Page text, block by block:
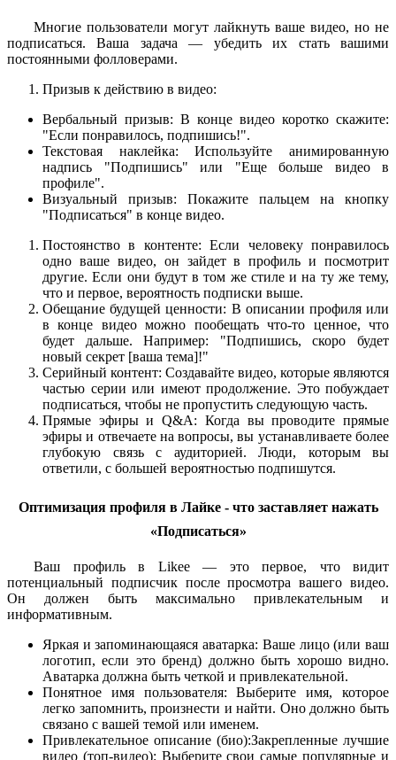
Многие пользователи могут лайкнуть ваше видео, но не
подписаться. Ваша задача — убедить их стать вашими
постоянными фолловерами.
Призыв к действию в видео:
Вербальный призыв: В конце видео коротко скажите:
"Если понравилось, подпишись!".
Текстовая наклейка: Используйте анимированную
надпись "Подпишись" или "Еще больше видео в
профиле".
Визуальный призыв: Покажите пальцем на кнопку
"Подписаться" в конце видео.
Постоянство в контенте: Если человеку понравилось
одно ваше видео, он зайдет в профиль и посмотрит
другие. Если они будут в том же стиле и на ту же тему,
что и первое, вероятность подписки выше.
Обещание будущей ценности: В описании профиля или
в конце видео можно пообещать что-то ценное, что
будет дальше. Например: "Подпишись, скоро будет
новый секрет [ваша тема]!"
Серийный контент: Создавайте видео, которые являются
частью серии или имеют продолжение. Это побуждает
подписаться, чтобы не пропустить следующую часть.
Прямые эфиры и Q&A: Когда вы проводите прямые
эфиры и отвечаете на вопросы, вы устанавливаете более
глубокую связь с аудиторией. Люди, которым вы
ответили, с большей вероятностью подпишутся.
Оптимизация профиля в Лайке - что заставляет нажать
«Подписаться»
Ваш профиль в Likee — это первое, что видит
потенциальный подписчик после просмотра вашего видео.
Он должен быть максимально привлекательным и
информативным.
Яркая и запоминающаяся аватарка: Ваше лицо (или ваш
логотип, если это бренд) должно быть хорошо видно.
Аватарка должна быть четкой и привлекательной.
Понятное имя пользователя: Выберите имя, которое
легко запомнить, произнести и найти. Оно должно быть
связано с вашей темой или именем.
Привлекательное описание (био):Закрепленные лучшие
видео (топ-видео): Выберите свои самые популярные и